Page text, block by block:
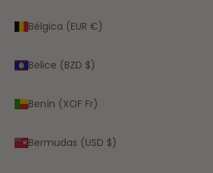
Bélgica (EUR €)
Belice (BZD $)
Benín (XOF Fr)
Bermudas (USD $)